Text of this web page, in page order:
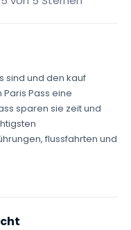
sind und den kauf
Pass eine
sparen sie zeit und
flussfahrten und